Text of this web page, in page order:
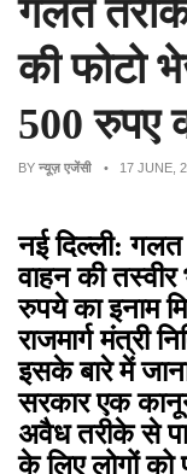
गलत तरीके
की फोटो
500 रुपए
BY न्यूज़ एजेंसी • 17 JUNE,
नई दिल्ली:
वाहन की
रुपये का इनाम
राजमार्ग मंत्री
इसके बारे में
सरकार एक
अवैध तरीके से
के लिए लोगों को